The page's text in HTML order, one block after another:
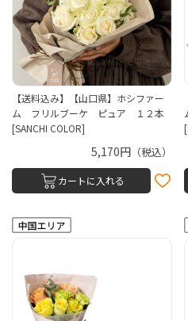
【送料込み】【山口県】ホシファー
ム フリルブーケ ピュア １２本
[SANCHI COLOR]
5,170円（税込）
カートに入れる